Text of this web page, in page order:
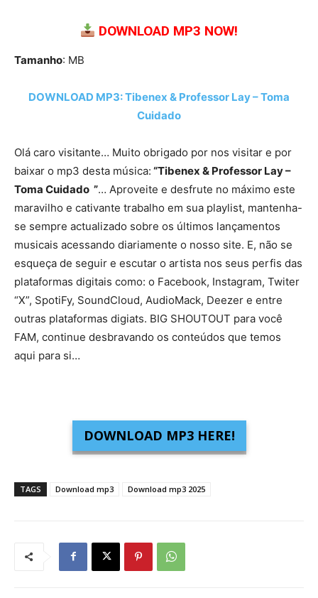
DOWNLOAD MP3 NOW!
Tamanho: MB
DOWNLOAD MP3: Tibenex & Professor Lay – Toma
Cuidado
Olá caro visitante… Muito obrigado por nos visitar e por
baixar o mp3 desta música: “Tibenex & Professor Lay –
Toma Cuidado ”… Aproveite e desfrute no máximo este
maravilho e cativante trabalho em sua playlist, mantenha-
se sempre actualizado sobre os últimos lançamentos
musicais acessando diariamente o nosso site. E, não se
esqueça de seguir e escutar o artista nos seus perfis das
plataformas digitais como: o Facebook, Instagram, Twiter
“X”, SpotiFy, SoundCloud, AudioMack, Deezer e entre
outras plataformas digiats. BIG SHOUTOUT para você
FAM, continue desbravando os conteúdos que temos
aqui para si…
DOWNLOAD MP3 HERE!
TAGS Download mp3 Download mp3 2025